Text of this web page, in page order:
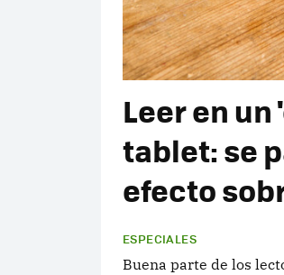
Leer en un
tablet: se
efecto
ESPECIALES
Buena parte de los